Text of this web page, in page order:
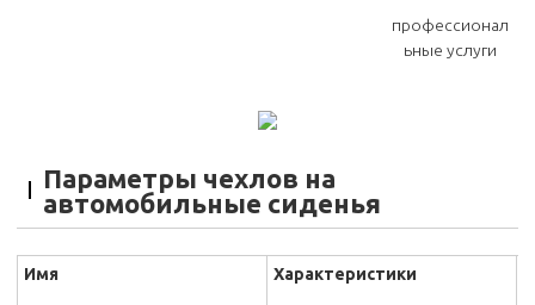
профессионал
ьные услуги
Параметры чехлов на
автомобильные сиденья
Имя Характеристики